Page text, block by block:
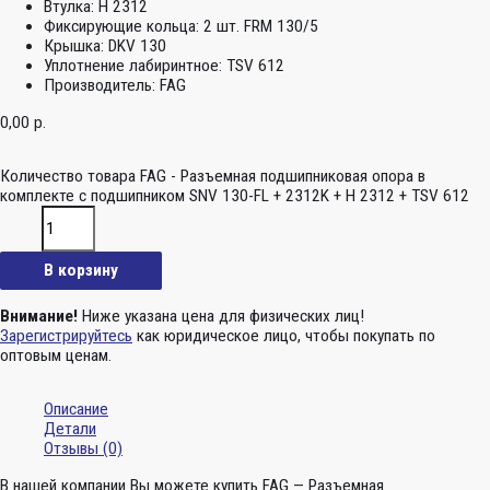
Втулка: H 2312
Фиксирующие кольца: 2 шт. FRM 130/5
Крышка: DKV 130
Уплотнение лабиринтное: TSV 612
Производитель: FAG
0,00 р.
Количество товара FAG - Разъемная подшипниковая опора в
комплекте с подшипником SNV 130-FL + 2312K + H 2312 + TSV 612
В корзину
Внимание! Ниже указана цена для физических лиц!
Зарегистрируйтесь как юридическое лицо, чтобы покупать по
оптовым ценам.
Описание
Детали
Отзывы (0)
В нашей компании Вы можете купить FAG — Разъемная